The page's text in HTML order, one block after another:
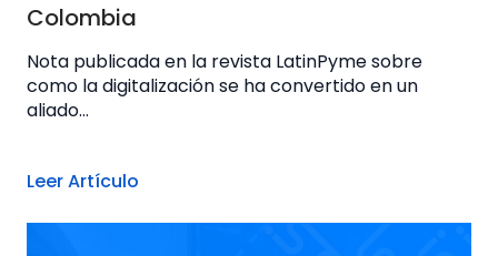
Colombia
Nota publicada en la revista LatinPyme sobre
como la digitalización se ha convertido en un
aliado...
Leer Artículo